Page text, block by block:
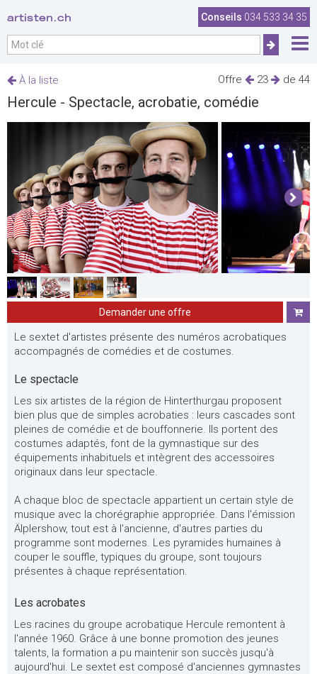
artisten.ch Conseils 034 533 34 35
Offre 23 de 44
À la liste
Hercule - Spectacle, acrobatie, comédie
Demander une offre
Le sextet d'artistes présente des numéros acrobatiques
accompagnés de comédies et de costumes.
Le spectacle
Les six artistes de la région de Hinterthurgau proposent
bien plus que de simples acrobaties : leurs cascades sont
pleines de comédie et de bouffonnerie. Ils portent des
costumes adaptés, font de la gymnastique sur des
équipements inhabituels et intègrent des accessoires
originaux dans leur spectacle.
A chaque bloc de spectacle appartient un certain style de
musique avec la chorégraphie appropriée. Dans l'émission
Älplershow, tout est à l'ancienne, d'autres parties du
programme sont modernes. Les pyramides humaines à
couper le souffle, typiques du groupe, sont toujours
présentes à chaque représentation.
Les acrobates
Les racines du groupe acrobatique Hercule remontent à
l'année 1960. Grâce à une bonne promotion des jeunes
talents, la formation a pu maintenir son succès jusqu'à
aujourd'hui. Le sextet est composé d'anciennes gymnastes